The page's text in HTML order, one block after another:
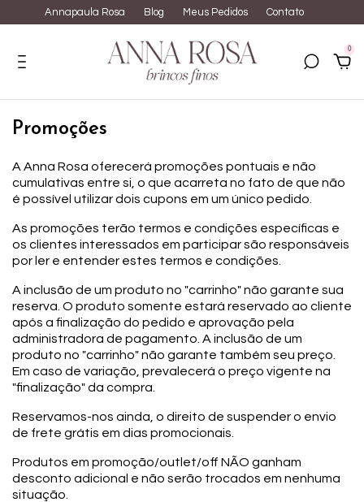
Annapaula Rosa Blog Meus Pedidos Contato
0
Promoções
A Anna Rosa oferecerá promoções pontuais e não
cumulativas entre si, o que acarreta no fato de que não
é possível utilizar dois cupons em um único pedido.
As promoções terão termos e condições específicas e
os clientes interessados em participar são responsáveis
por ler e entender estes termos e condições.
A inclusão de um produto no "carrinho" não garante sua
reserva. O produto somente estará reservado ao cliente
após a finalização do pedido e aprovação pela
administradora de pagamento. A inclusão de um
produto no "carrinho" não garante também seu preço.
Em caso de variação, prevalecerá o preço vigente na
"finalização" da compra.
Reservamos-nos ainda, o direito de suspender o envio
de frete grátis em dias promocionais.
Produtos em promoção/outlet/off NÃO ganham
desconto adicional e não serão trocados em nenhuma
situação.